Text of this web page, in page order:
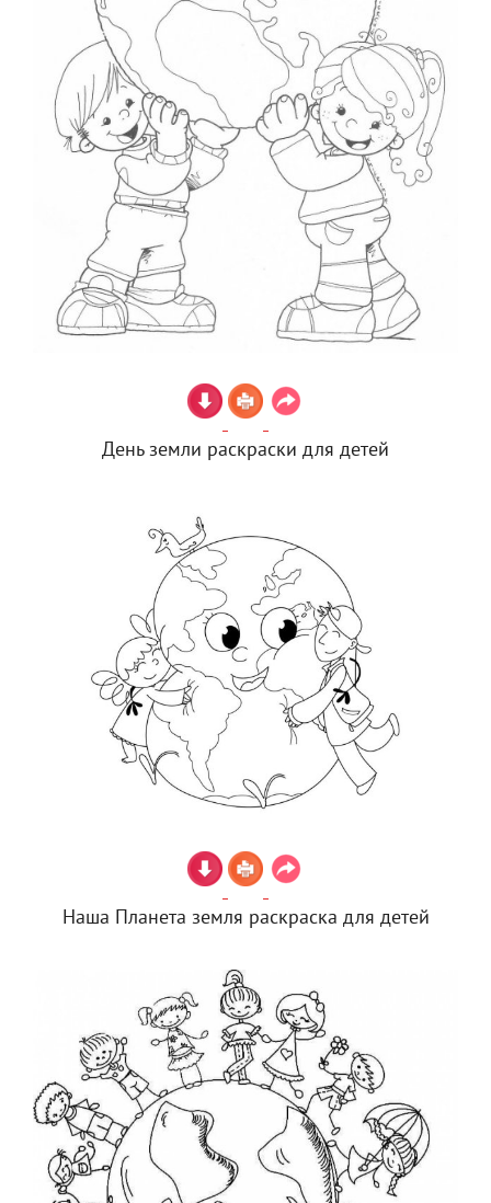
День земли раскраски для детей
Наша Планета земля раскраска для детей